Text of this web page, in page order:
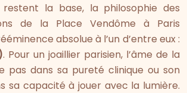
la base, la philosophie des
de la Place Vendôme à Paris
absolue à l’un d’entre eux :
. Pour un joaillier parisien, l’âme de la
pas dans sa pureté clinique ou son
sa capacité à jouer avec la lumière.